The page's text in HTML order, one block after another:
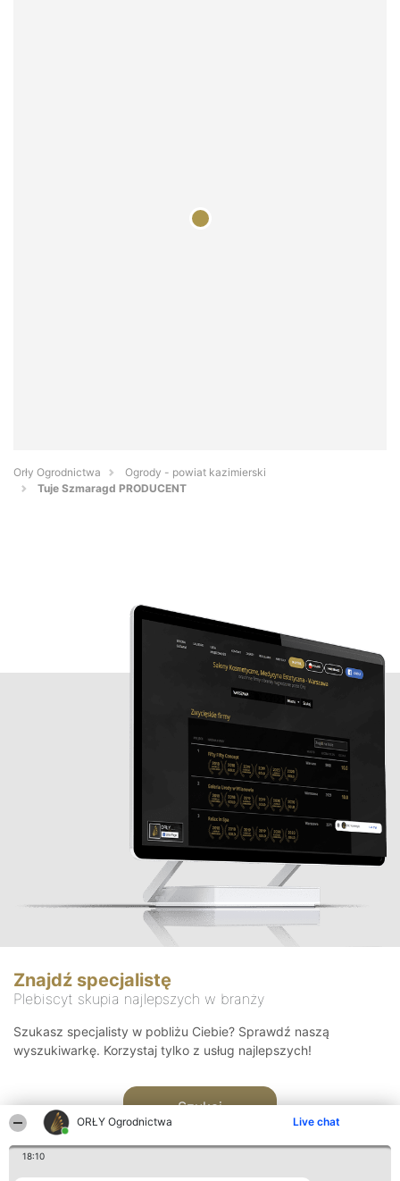
ORŁY Ogrodnictwa Live chat
18:10
Orły Ogrodnictwa
Ogrody - powiat kazimierski
Tuje Szmaragd PRODUCENT
Znajdź specjalistę
Plebiscyt skupia najlepszych w branży
Szukasz specjalisty w pobliżu Ciebie? Sprawdź naszą
wyszukiwarkę. Korzystaj tylko z usług najlepszych!
Szukaj